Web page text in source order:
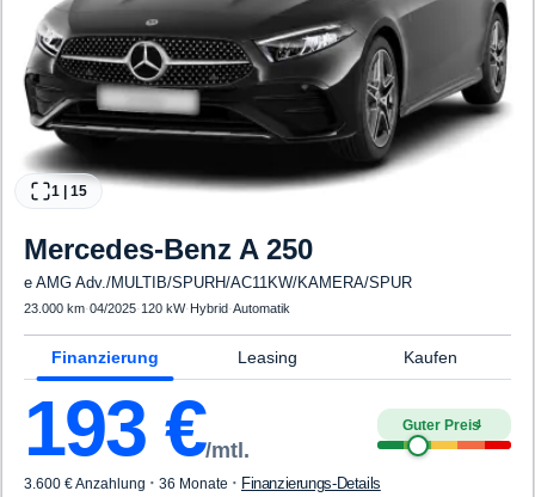
1 15
Mercedes-Benz A 250
e AMG Adv./MULTIB/SPURH/AC11KW/KAMERA/SPUR
23.000 km·04/2025· 120 kW· Hybrid·Automatik
Finanzierung Leasing Kaufen
193 €/mtl.
Guter Preis4
3.600 € Anzahlung · 36 Monate · Finanzierungs-Details